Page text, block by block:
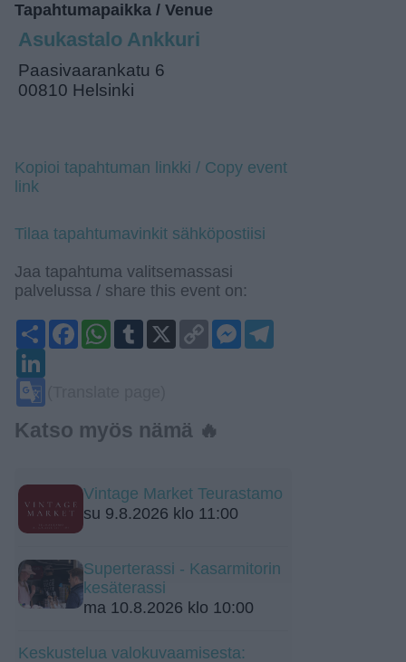
Tapahtumapaikka / Venue
Asukastalo Ankkuri
Paasivaarankatu 6
00810 Helsinki
Kopioi tapahtuman linkki / Copy event
link
Tilaa tapahtumavinkit sähköpostiisi
Jaa tapahtuma valitsemassasi
palvelussa / share this event on:
ShareFacebook
WhatsApp
Tumblr
Copy
Link
Messenger
Katso myös nämä 🔥
Vintage Market Teurastamo
su 9.8.2026 klo 11:00
Superterassi - Kasarmitorin
kesäterassi
ma 10.8.2026 klo 10:00
Keskustelua valokuvaamisesta: